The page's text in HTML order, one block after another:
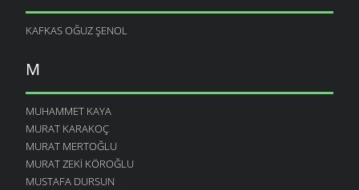
KAFKAS OĞUZ ŞENOL
M
MUHAMMET KAYA
MURAT KARAKOÇ
MURAT MERTOĞLU
MURAT ZEKI KÖROĞLU
MUSTAFA DURSUN